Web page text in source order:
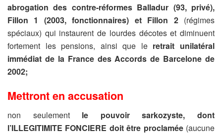
abrogation des contre-réformes Balladur (93, privé),
Fillon 1 (2003, fonctionnaires) et Fillon 2 (régimes
spéciaux) qui instaurent de lourdes décotes et diminuent
fortement les pensions, ainsi que le retrait unilatéral
immédiat de la France des Accords de Barcelone de
2002;
Mettront en accusation
non seulement le pouvoir sarkozyste, dont
l’ILLEGITIMITE FONCIERE doit être proclamée(aucune